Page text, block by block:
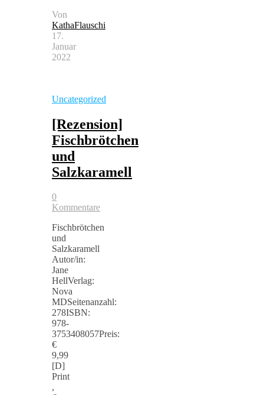
Von
KathaFlauschi
17.
Januar
2022
Uncategorized
[Rezension]
Fischbrötchen
und
Salzkaramell
0
Kommentare
Fischbrötchen
und
Salzkaramell
Autor/in:
Jane
HellVerlag:
Nova
MDSeitenanzahl:
278ISBN:
978-
3753408057Preis:
€
9,99
[D]
Print
,